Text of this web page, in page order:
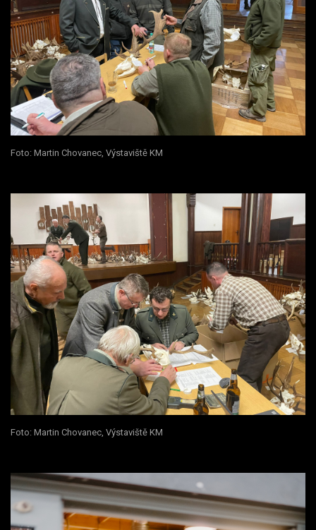
Foto: Martin Chovanec, Výstaviště KM
Foto: Martin Chovanec, Výstaviště KM